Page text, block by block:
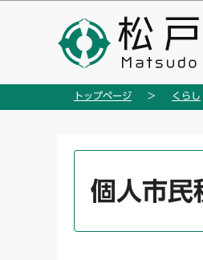
の
トップページ くらし
個人市民